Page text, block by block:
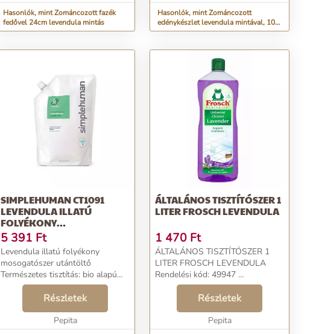
Hasonlók, mint Zománcozott fazék
fedővel 24cm levendula mintás
Hasonlók, mint Zománcozott
edénykészlet levendula mintával, 10
részes (Perfect Home)
SIMPLEHUMAN CT1091
LEVENDULA ILLATÚ
FOLYÉKONY
MOSOGATÓSZER (1 LITER)
5 391 Ft
Levendula illatú folyékony
mosogatószer utántöltő
Természetes tisztítás: bio alapú
mosogatószappanunk kíméletlen
a zsírral és eltünteti a foltokat a
kristálytiszta edények érdekében.
Egy kevés is soká...
Részletek
Pepita
ÁLTALÁNOS TISZTÍTÓSZER 1
LITER FROSCH LEVENDULA
1 470 Ft
ÁLTALÁNOS TISZTÍTÓSZER 1
LITER FROSCH LEVENDULA
Rendelési kód: 49947 ...
Részletek
Pepita